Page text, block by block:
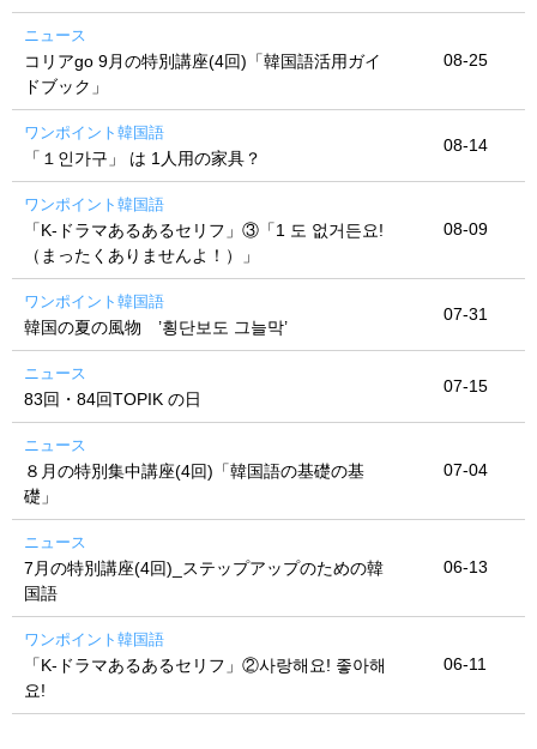
ニュース
コリアgo 9月の特別講座(4回)「韓国語活用ガイ
ドブック」
08-25
ワンポイント韓国語
「１인가구」 は 1人用の家具？
08-14
ワンポイント韓国語
「K-ドラマあるあるセリフ」③「1 도 없거든요!
（まったくありませんよ！）」
08-09
ワンポイント韓国語
韓国の夏の風物 ’횡단보도 그늘막’
07-31
ニュース
83回・84回TOPIK の日
07-15
ニュース
８月の特別集中講座(4回)「韓国語の基礎の基
礎」
07-04
ニュース
7月の特別講座(4回)_ステップアップのための韓
国語
06-13
ワンポイント韓国語
「K-ドラマあるあるセリフ」②사랑해요! 좋아해
요!
06-11